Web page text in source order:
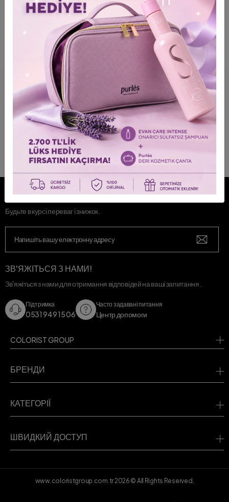
СЛІДКУЙТЕ ЗА НАШИМИ БРЕНДАМИ
БЛИЖЧЕ!
ПРИЄДНУЙТЕСЯ ДО НАС!
Будьте в курсі переваг і знижок.
ЗВ'ЯЖІТЬСЯ З НАМИ!
Зв'яжіться з нами для отримання відповідей на ваші запитання.
Підтримка
0531 949 15 06
Часто задавані питання
Центр допомоги
COLORIST GROUP
БРЕНДИ
КАТЕГОРІЇ
ШВИДКИЙ ДОСТУП
www.coloristgroup.com.tr2026 © All Rights Reserved.